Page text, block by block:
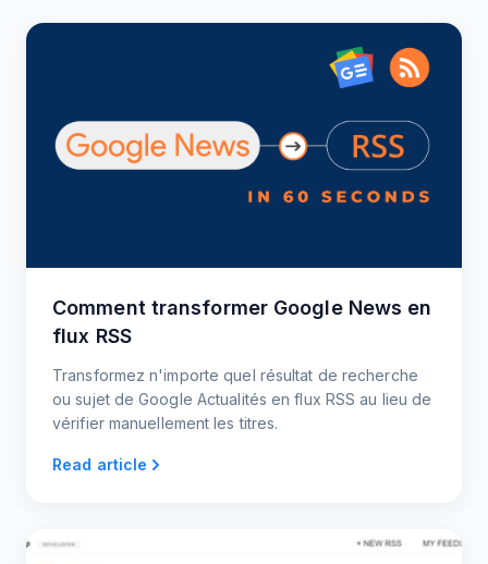
Comment transformer Google News en
flux RSS
Transformez n'importe quel résultat de recherche
ou sujet de Google Actualités en flux RSS au lieu de
vérifier manuellement les titres.
Read article